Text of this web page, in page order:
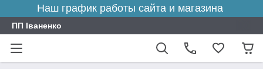
Наш график работы сайта и магазина
ПП Іваненко